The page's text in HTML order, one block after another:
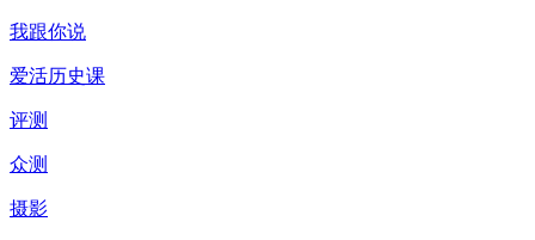
我跟你说
爱活历史课
评测
众测
摄影